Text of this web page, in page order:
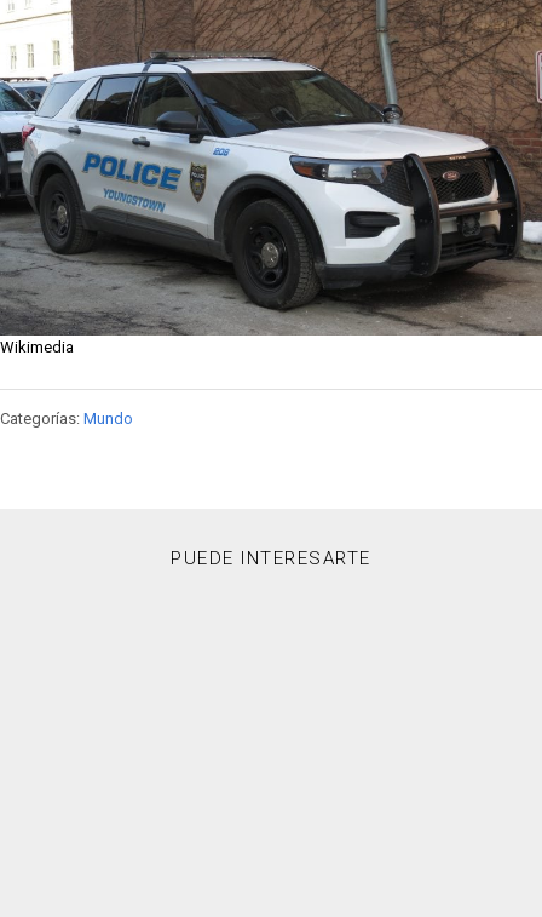
Wikimedia
Categorías: Mundo
PUEDE INTERESARTE